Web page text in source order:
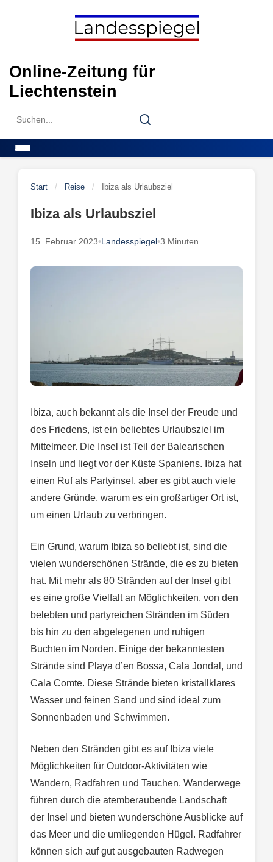
Online-Zeitung für
Liechtenstein
Search
Search
Start / Reise / Ibiza als Urlaubsziel
Ibiza als Urlaubsziel
15. Februar 2023•Landesspiegel•3 Minuten
Ibiza, auch bekannt als die Insel der Freude und
des Friedens, ist ein beliebtes Urlaubsziel im
Mittelmeer. Die Insel ist Teil der Balearischen
Inseln und liegt vor der Küste Spaniens. Ibiza hat
einen Ruf als Partyinsel, aber es gibt auch viele
andere Gründe, warum es ein großartiger Ort ist,
um einen Urlaub zu verbringen.
Ein Grund, warum Ibiza so beliebt ist, sind die
vielen wunderschönen Strände, die es zu bieten
hat. Mit mehr als 80 Stränden auf der Insel gibt
es eine große Vielfalt an Möglichkeiten, von den
belebten und partyreichen Stränden im Süden
bis hin zu den abgelegenen und ruhigen
Buchten im Norden. Einige der bekanntesten
Strände sind Playa d’en Bossa, Cala Jondal, und
Cala Comte. Diese Strände bieten kristallklares
Wasser und feinen Sand und sind ideal zum
Sonnenbaden und Schwimmen.
Neben den Stränden gibt es auf Ibiza viele
Möglichkeiten für Outdoor-Aktivitäten wie
Wandern, Radfahren und Tauchen. Wanderwege
führen durch die atemberaubende Landschaft
der Insel und bieten wunderschöne Ausblicke auf
das Meer und die umliegenden Hügel. Radfahrer
können sich auf gut ausgebauten Radwegen